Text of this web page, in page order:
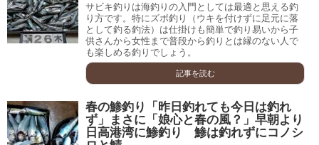
サビキ釣りは海釣りの入門としては最適と思える釣
り方です。特にズボ釣り（ウキを付けずに足元に落
として釣る釣法）は仕掛けも簡単で釣り易いから子
供さんから女性まで普段から釣りとは縁のない人で
も楽しめる釣りでしょう。
記事を読む
春の鯵釣り「昨日釣れても今日は釣れ
ず」まさに「娘心と春の風？」早朝より
日高港湾に鯵釣り 鯵は釣れずにコノシ